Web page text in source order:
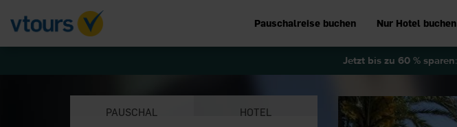
Pauschalreise buchen Nur Hotel buchen
Jetzt bis zu 60 % sparen:
PAUSCHAL HOTEL